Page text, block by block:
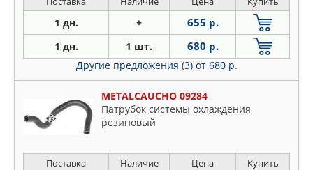
1 дн. + 655 р.
1 дн. 1 шт. 680 р.
Другие предложения (3) от 680 р.
METALCAUCHO 09284
Патрубок системы охлаждения
резиновый
Поставка Наличие Цена Купить